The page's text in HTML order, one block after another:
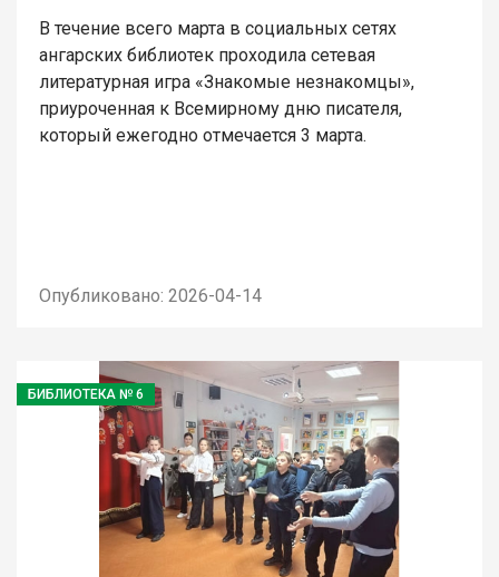
В течение всего марта в социальных сетях
ангарских библиотек проходила сетевая
литературная игра «Знакомые незнакомцы»,
приуроченная к Всемирному дню писателя,
который ежегодно отмечается 3 марта.
Опубликовано: 2026-04-14
БИБЛИОТЕКА № 6